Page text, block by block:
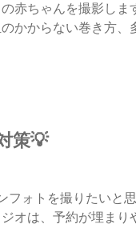
赤ちゃんを撮影しま
かからない巻き方
策💡
フォトを撮りたいと
オは、予約が埋まり